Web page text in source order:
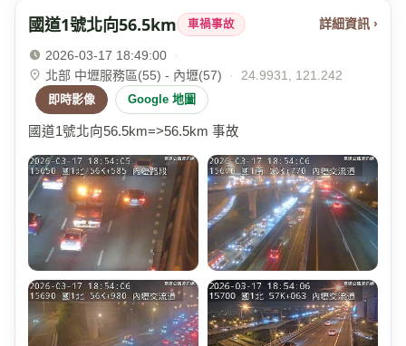
國道1號北向56.5km 車禍事故 詳細資訊 ›
2026-03-17 18:49:00
·
北部 中壢服務區(55) - 內壢(57)
· 24.9931, 121.242
即時影像 Google 地圖
國道1號北向56.5km=>56.5km 事故